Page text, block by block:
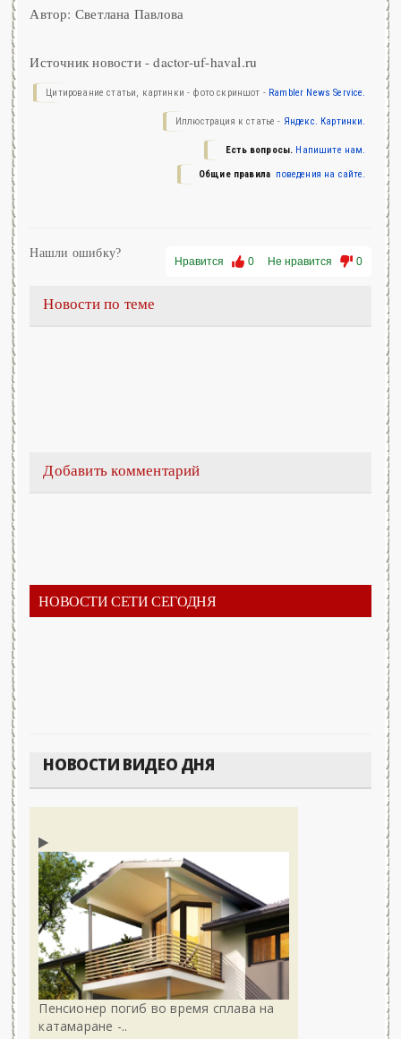
Автор: Светлана Павлова
Источник новости - dactor-uf-haval.ru
Цитирование статьи, картинки - фото скриншот - Rambler News Service.
Иллюстрация к статье - Яндекс. Картинки.
Есть вопросы. Напишите нам.
Общие правила поведения на сайте.
Нравится 0 Не нравится 0
Нашли ошибку?
Новости по теме
Добавить комментарий
НОВОСТИ СЕТИ СЕГОДНЯ
НОВОСТИ ВИДЕО ДНЯ
Пенсионер погиб во время сплава на
катамаране -..